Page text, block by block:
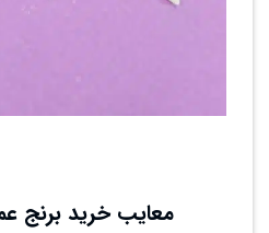
معایب خرید برنج